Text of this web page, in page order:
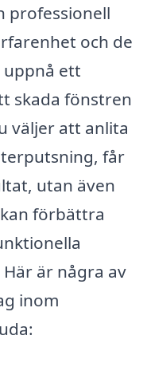
professionell
och de
ett
skada fönstren
väljer att anlita
får
utan även
förbättra
är några av
inom